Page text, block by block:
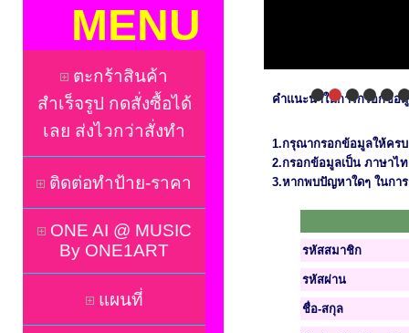
MENU
ตะกร้าสินค้า
สำเร็จรูป กดสั่งซื้อได้
เลย ส่งไวกว่าสั่งทำ
ติดต่อทำป้าย-ราคา
ONE AI @ MUSIC
By ONE1ART
แผนที่
คำแนะนำในการกรอกข้อ
1.กรุณากรอกข้อมูลให้คร
2.กรอกข้อมูลเป็น ภาษาไ
3.หากพบปัญหาใดๆ ในกา
รหัสสมาชิก
รหัสผ่าน
ชื่อ-สกุล